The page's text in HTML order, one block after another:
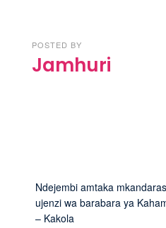
POSTED BY
Jamhuri
Ndejembi amtaka
ujenzi wa barabara ya
– Kakola